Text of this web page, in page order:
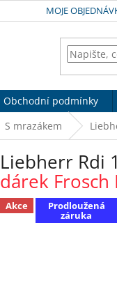
MOJE
Obchodní podmínky
S mrazákem
Liebherr Rdi
dárek Frosch
Akce Prodloužená
záruka